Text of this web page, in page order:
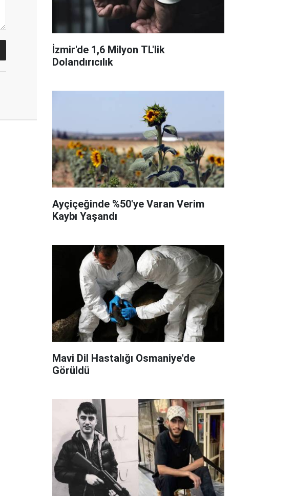
İzmir'de 1,6 Milyon TL'lik
Dolandırıcılık
Ayçiçeğinde %50'ye Varan Verim
Kaybı Yaşandı
Mavi Dil Hastalığı Osmaniye'de
Görüldü